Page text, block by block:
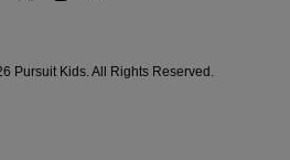
Pursuit Kids. All Rights Reserved.